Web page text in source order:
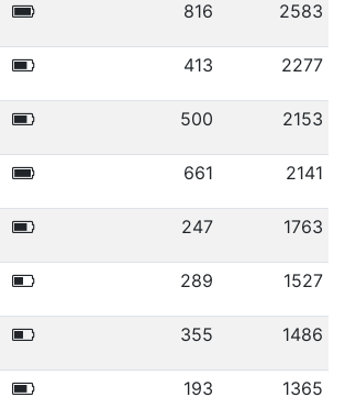
816 2583
413 2277
500 2153
661 2141
247 1763
289 1527
355 1486
193 1365